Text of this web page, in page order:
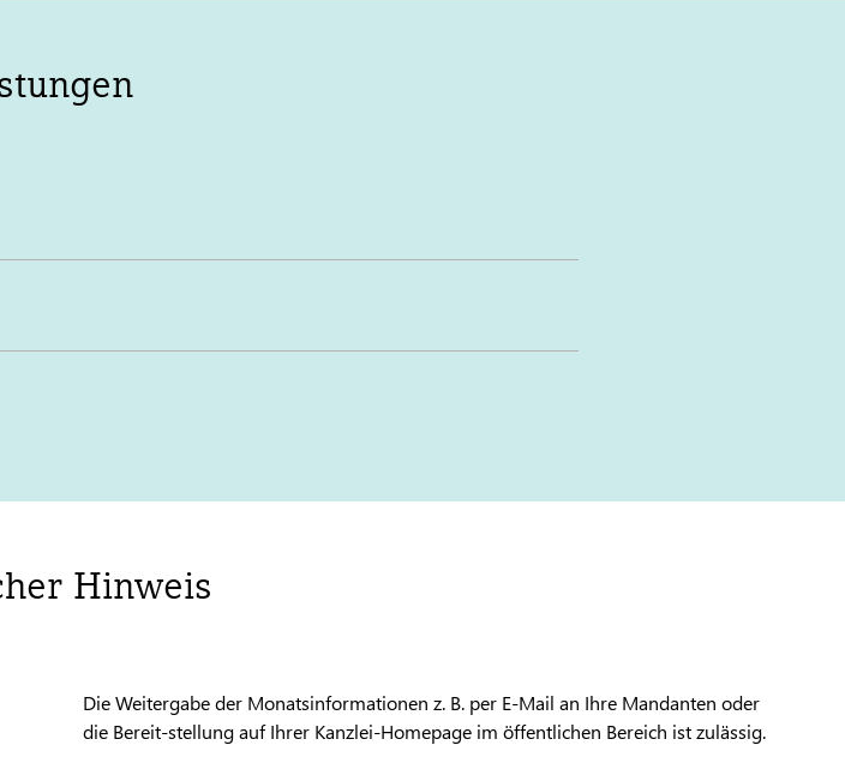
Hinweis
Die Weitergabe der Monatsinformationen z. B. per E-Mail an Ihre Mandanten oder
die Bereit-stellung auf Ihrer Kanzlei-Homepage im öffentlichen Bereich ist zulässig.